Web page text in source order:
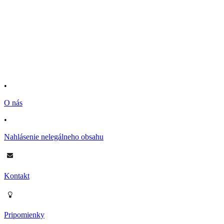
•
O nás
•
Nahlásenie nelegálneho obsahu
Kontakt
Pripomienky